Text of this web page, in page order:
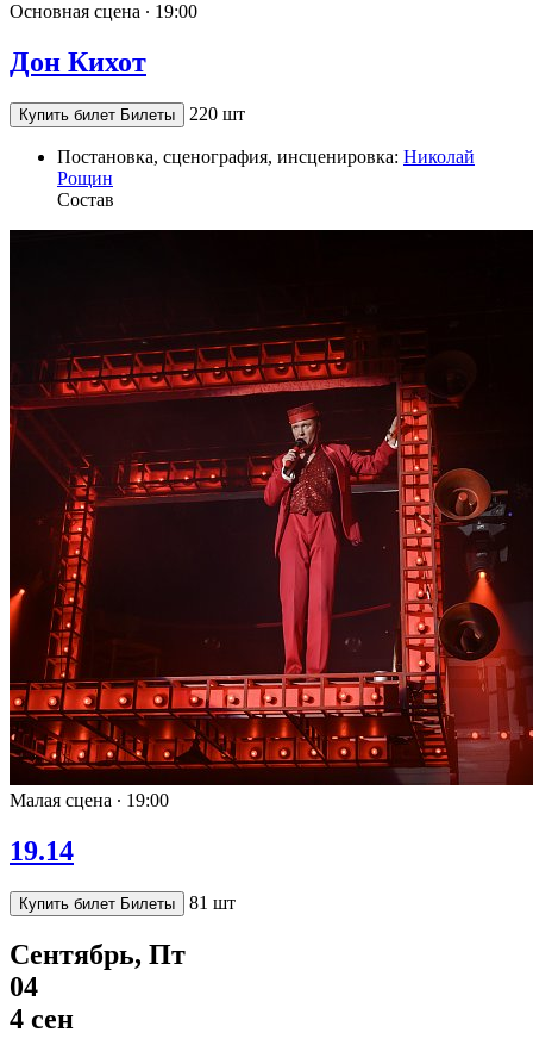
Основная сцена ∙ 19:00
Дон Кихот
Купить билет Билеты 220 шт
Постановка, сценография, инсценировка: Николай
Рощин
Состав
Малая сцена ∙ 19:00
19.14
Купить билет Билеты 81 шт
Сентябрь, Пт
04
4 сен